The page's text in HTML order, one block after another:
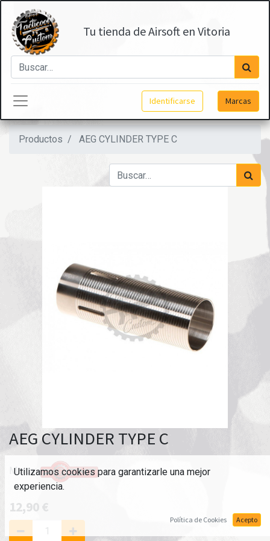
Tu tienda de Airsoft en Vitoria
Identificarse Marcas
Productos AEG CYLINDER TYPE C
AEG CYLINDER TYPE C
Marca:
12,90€
Utilizamos cookies para garantizarle una mejor
experiencia.
Política de Cookies Acepto